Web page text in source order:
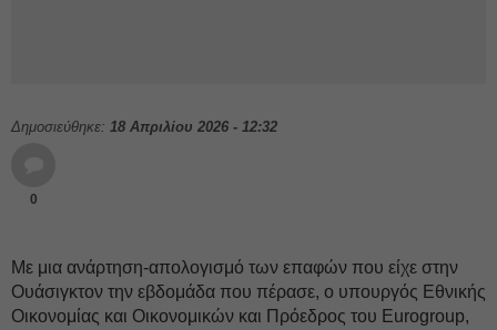
Δημοσιεύθηκε: 18 Απριλίου 2026 - 12:32
0
Με μια ανάρτηση-απολογισμό των επαφών που είχε στην
Ουάσιγκτον την εβδομάδα που πέρασε, ο υπουργός Εθνικής
Οικονομίας και Οικονομικών και Πρόεδρος του Eurogroup,